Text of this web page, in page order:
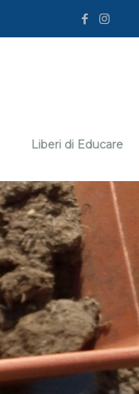
Liberi di Educare